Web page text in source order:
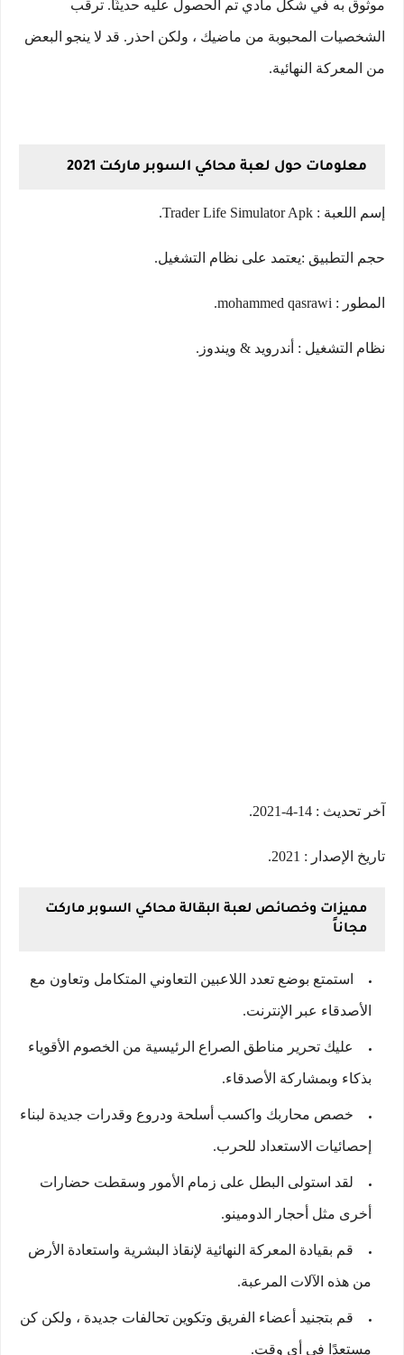
موثوق به في شكل مادي تم الحصول عليه حديثًا. ترقب
الشخصيات المحبوبة من ماضيك ، ولكن احذر. قد لا ينجو البعض
من المعركة النهائية.
معلومات حول لعبة محاكي السوبر ماركت 2021
إسم اللعبة : Trader Life Simulator Apk.
حجم التطبيق :يعتمد على نظام التشغيل.
المطور : mohammed qasrawi.
نظام التشغيل : أندرويد & ويندوز.
آخر تحديث : 14-4-2021.
تاريخ الإصدار : 2021.
مميزات وخصائص لعبة البقالة محاكي السوبر ماركت
مجاناً
استمتع بوضع تعدد اللاعبين التعاوني المتكامل وتعاون مع
الأصدقاء عبر الإنترنت.
عليك تحرير مناطق الصراع الرئيسية من الخصوم الأقوياء
بذكاء وبمشاركة الأصدقاء.
خصص محاربك واكسب أسلحة ودروع وقدرات جديدة لبناء
إحصائيات الاستعداد للحرب.
لقد استولى البطل على زمام الأمور وسقطت حضارات
أخرى مثل أحجار الدومينو.
قم بقيادة المعركة النهائية لإنقاذ البشرية واستعادة الأرض
من هذه الآلات المرعبة.
قم بتجنيد أعضاء الفريق وتكوين تحالفات جديدة ، ولكن كن
مستعدًا في أي وقت.